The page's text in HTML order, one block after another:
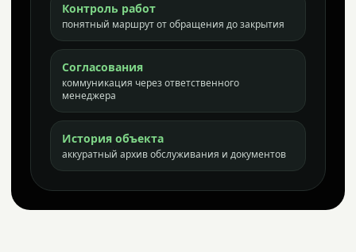
Контроль работ
понятный маршрут от обращения до закрытия
Согласования
коммуникация через ответственного
менеджера
История объекта
аккуратный архив обслуживания и документов